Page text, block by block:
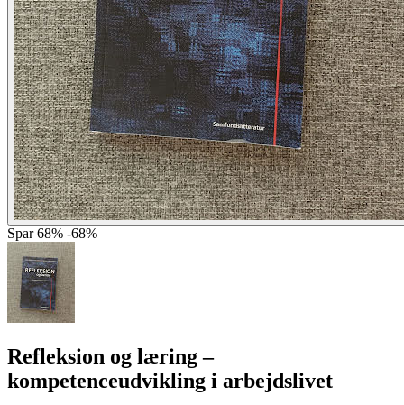
Spar 68% -68%
Refleksion og læring–
kompetenceudvikling i arbejdslivet